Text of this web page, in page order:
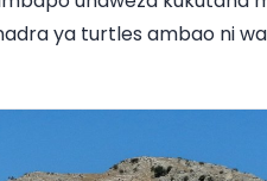
ya turtles ambao ni